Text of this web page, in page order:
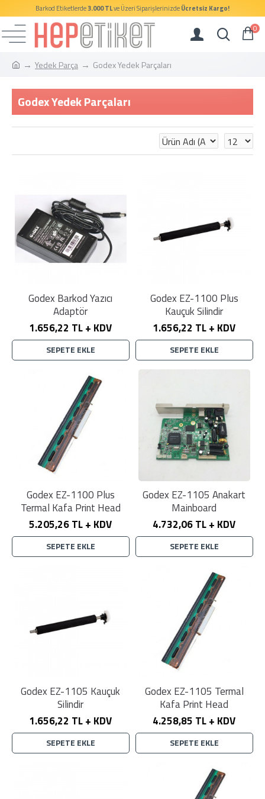
Barkod Etiketlerde3.000 TLve Üzeri SiparişlerinizdeÜcretsiz Kargo!
0
Yedek Parça Godex Yedek Parçaları
Godex Yedek Parçaları
Godex Barkod Yazıcı
Adaptör
1.656,22 TL + KDV
SEPETE EKLE
Godex EZ-1100 Plus
Kauçuk Silindir
1.656,22 TL + KDV
SEPETE EKLE
Godex EZ-1100 Plus
Termal Kafa Print Head
5.205,26 TL + KDV
SEPETE EKLE
Godex EZ-1105 Anakart
Mainboard
4.732,06 TL + KDV
SEPETE EKLE
Godex EZ-1105 Kauçuk
Silindir
1.656,22 TL + KDV
SEPETE EKLE
Godex EZ-1105 Termal
Kafa Print Head
4.258,85 TL + KDV
SEPETE EKLE